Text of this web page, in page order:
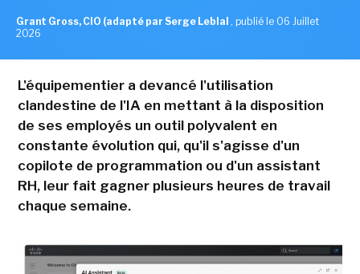
Grant Gross, CIO (adapté par Serge Leblal , publié le 06 Juillet
2026
L'équipementier a devancé l'utilisation
clandestine de l'IA en mettant à la disposition
de ses employés un outil polyvalent en
constante évolution qui, qu'il s'agisse d'un
copilote de programmation ou d'un assistant
RH, leur fait gagner plusieurs heures de travail
chaque semaine.